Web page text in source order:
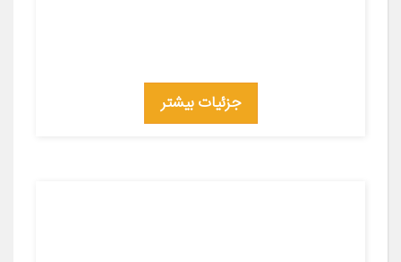
جزئیات بیشتر